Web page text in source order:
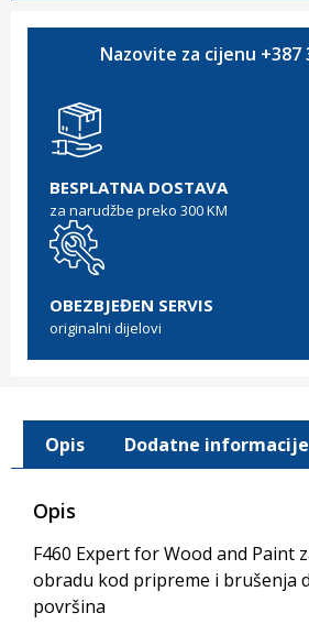
Nazovite za cijenu +387
BESPLATNA DOSTAVA
za narudžbe preko 300 KM
OBEZBJEĐEN SERVIS
originalni dijelovi
Opis Dodatne informacije
Opis
F460 Expert for Wood and Paint
obradu kod pripreme i brušenja
površina